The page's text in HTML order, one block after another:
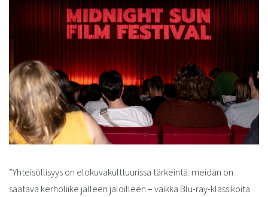
”Yhteisöllisyys on elokuvakulttuurissa tärkeintä: meidän on
saatava kerholiike jälleen jaloilleen – vaikka Blu-ray-klassikoita